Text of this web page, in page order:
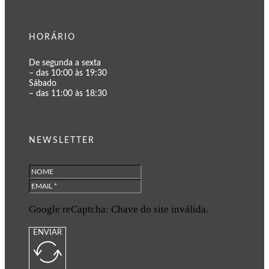
HORÁRIO
De segunda a sexta
– das 10:00 às 19:30
Sábado
– das 11:00 às 18:30
NEWSLETTER
Google reCaptcha: Chave do site inválida.
ENVIAR